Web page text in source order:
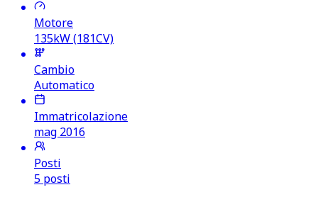
Motore
135kW (181CV)
Cambio
Automatico
Immatricolazione
mag 2016
Posti
5 posti